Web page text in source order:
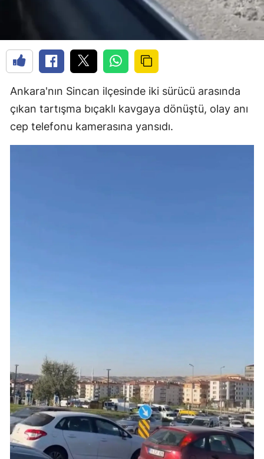
Ankara'nın Sincan ilçesinde iki sürücü arasında
çıkan tartışma bıçaklı kavgaya dönüştü, olay anı
cep telefonu kamerasına yansıdı.